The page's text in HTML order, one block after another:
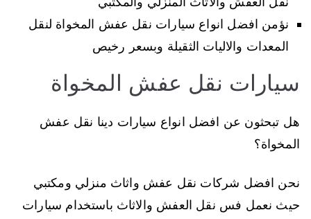
نؤمن افضل انواع سيارات نقل عفش المخواة لنقل
المعدات والاليات الثقيلة وبسعر رخيص
سيارات نقل عفش المخواة
هل تبحثون عن افضل انواع سيارات دينا نقل عفش
المخواة؟
نحن افضل شركات نقل عفش واثاث منزلي ومكتبي
حيث نعمل فس نقل العفش والاثاث باستخدام سيارات